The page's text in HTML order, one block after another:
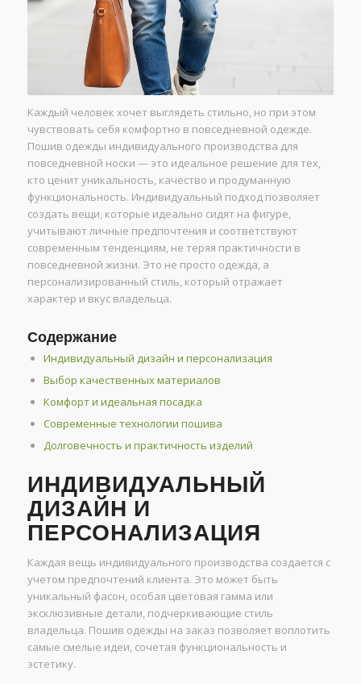
Каждый человек хочет выглядеть стильно, но при этом
чувствовать себя комфортно в повседневной одежде.
Пошив одежды индивидуального производства для
повседневной носки — это идеальное решение для тех,
кто ценит уникальность, качество и продуманную
функциональность. Индивидуальный подход позволяет
создать вещи, которые идеально сидят на фигуре,
учитывают личные предпочтения и соответствуют
современным тенденциям, не теряя практичности в
повседневной жизни. Это не просто одежда, а
персонализированный стиль, который отражает
характер и вкус владельца.
Содержание
Индивидуальный дизайн и персонализация
Выбор качественных материалов
Комфорт и идеальная посадка
Современные технологии пошива
Долговечность и практичность изделий
ИНДИВИДУАЛЬНЫЙ
ДИЗАЙН И
ПЕРСОНАЛИЗАЦИЯ
Каждая вещь индивидуального производства создается с
учетом предпочтений клиента. Это может быть
уникальный фасон, особая цветовая гамма или
эксклюзивные детали, подчеркивающие стиль
владельца. Пошив одежды на заказ позволяет воплотить
самые смелые идеи, сочетая функциональность и
эстетику.